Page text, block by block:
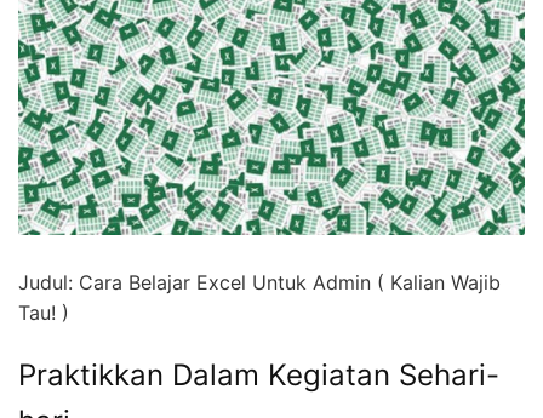
Judul: Cara Belajar Excel Untuk Admin ( Kalian Wajib
Tau! )
Praktikkan Dalam Kegiatan Sehari-